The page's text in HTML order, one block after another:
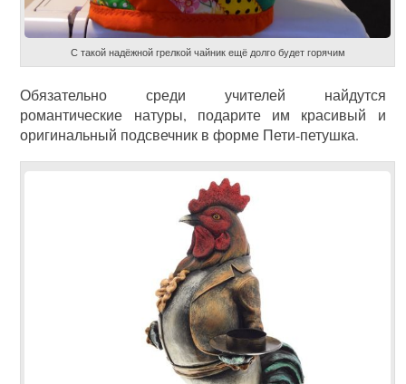
С такой надёжной грелкой чайник ещё долго будет горячим
Обязательно среди учителей найдутся
романтические натуры, подарите им красивый и
оригинальный подсвечник в форме Пети-петушка.